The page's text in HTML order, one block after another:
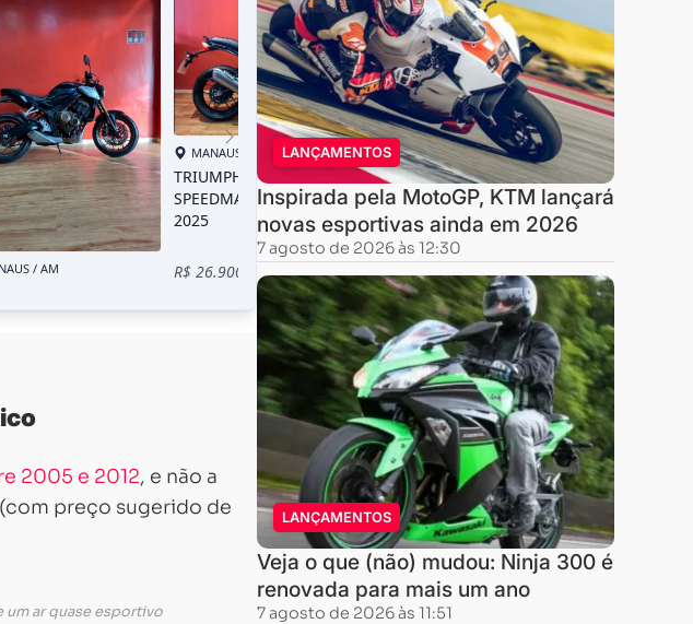
2005 e 2012, e não a
preço sugerido de
um ar quase esportivo
LANÇAMENTOS
Inspirada pela MotoGP, KTM lançará
novas esportivas ainda em 2026
7 agosto de 2026 às 12:30
LANÇAMENTOS
Veja o que (não) mudou: Ninja 300 é
renovada para mais um ano
7 agosto de 2026 às 11:51